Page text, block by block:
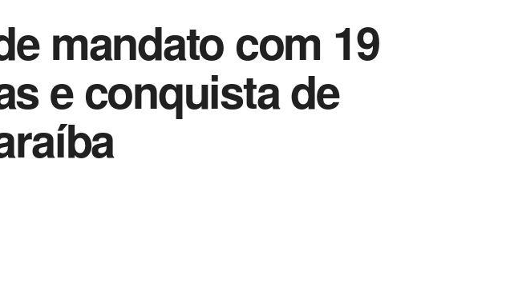
mandato com 19
e conquista de